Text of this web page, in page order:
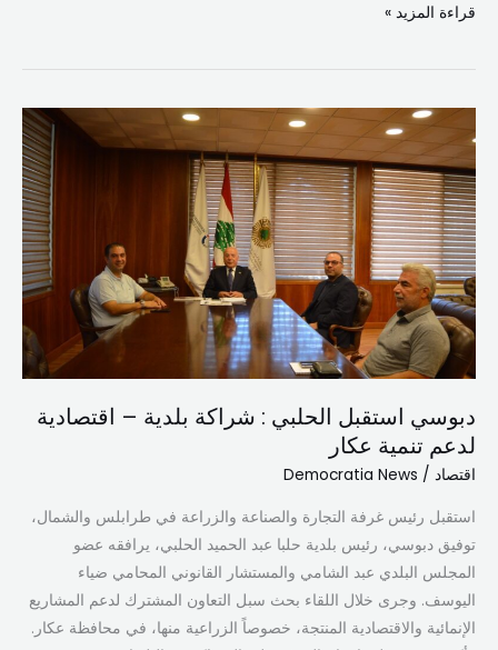
قراءة المزيد »
دبوسي استقبل الحلبي : شراكة بلدية – اقتصادية
لدعم تنمية عكار
اقتصاد /
Democratia News
استقبل رئيس غرفة التجارة والصناعة والزراعة في طرابلس والشمال،
توفيق دبوسي، رئيس بلدية حلبا عبد الحميد الحلبي، يرافقه عضو
المجلس البلدي عبد الشامي والمستشار القانوني المحامي ضياء
اليوسف. وجرى خلال اللقاء بحث سبل التعاون المشترك لدعم المشاريع
الإنمائية والاقتصادية المنتجة، خصوصاً الزراعية منها، في محافظة عكار.
دبوسي
استقبل
الحلبي
:
شراكة
بلدية
–
اقتصادية
لدعم
تنمية